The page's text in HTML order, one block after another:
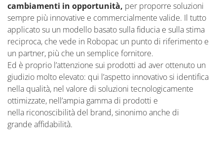
cambiamenti in opportunità, per proporre soluzioni
sempre più innovative e commercialmente valide. Il tutto
applicato su un modello basato sulla fiducia e sulla stima
reciproca, che vede in Robopac un punto di riferimento e
un partner, più che un semplice fornitore.
Ed è proprio l’attenzione sui prodotti ad aver ottenuto un
giudizio molto elevato: qui l’aspetto innovativo si identifica
nella qualità, nel valore di soluzioni tecnologicamente
ottimizzate, nell’ampia gamma di prodotti e
nella riconoscibilità del brand, sinonimo anche di
grande affidabilità.